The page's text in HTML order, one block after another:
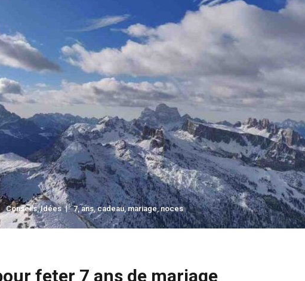
Conseils,Idées 7,ans,cadeau,mariage,noces
feter 7 ans de mariage